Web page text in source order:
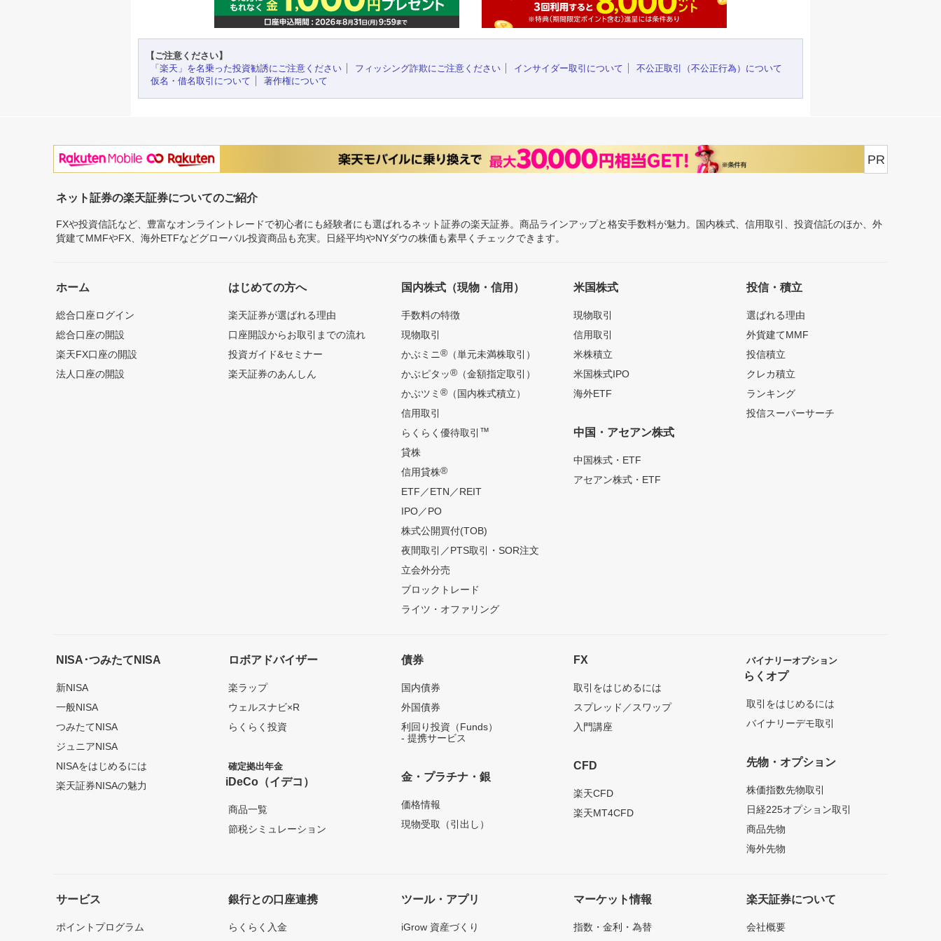
【ご注意ください】
「楽天」を名乗った投資勧誘にご注意ください
フィッシング詐欺にご注意ください インサイダー取引について
不公正取引（不公正行為）について
仮名・借名取引について
著作権について
PR
ネット証券の楽天証券についてのご紹介
FXや投資信託など、豊富なオンライントレードで初心者にも経験者にも選ばれるネット証券の楽天証券。商品ラインアップと格安手数料が魅力。国内株式、信用取引、投資信託のほか、外
貨建てMMFやFX、海外ETFなどグローバル投資商品も充実。日経平均やNYダウの株価も素早くチェックできます。
ホーム
総合口座ログイン
総合口座の開設
楽天FX口座の開設
法人口座の開設
はじめての方へ
楽天証券が選ばれる理由
口座開設からお取引までの流れ
投資ガイド&セミナー
楽天証券のあんしん
国内株式（現物・信用）
手数料の特徴
現物取引
かぶミニ®（単元未満株取引）
かぶピタッ®（金額指定取引）
かぶツミ ®（国内株式積立）
信用取引
らくらく優待取引 ™
貸株
信用貸株®
ETF／ETN／REIT
IPO／PO
株式公開買付(TOB)
夜間取引／PTS取引・SOR注文
立会外分売
ブロックトレード
ライツ・オファリング
米国株式
現物取引
信用取引
米株積立
米国株式IPO
海外ETF
中国・アセアン株式
中国株式・ETF
アセアン株式・ETF
投信・積立
選ばれる理由
外貨建てMMF
投信積立
クレカ積立
ランキング
投信スーパーサーチ
NISA･つみたてNISA
新NISA
一般NISA
つみたてNISA
ジュニアNISA
NISAをはじめるには
楽天証券NISAの魅力
ロボアドバイザー
楽ラップ
ウェルスナビ×R
らくらく投資
確定拠出年金
iDeCo（イデコ）
商品一覧
節税シミュレーション
債券
国内債券
外国債券
利回り投資（Funds）
- 提携サービス
金・プラチナ・銀
価格情報
現物受取（引出し）
FX
取引をはじめるには
スプレッド／スワップ
入門講座
CFD
楽天CFD
楽天MT4CFD
バイナリーオプション
らくオプ
取引をはじめるには
バイナリーデモ取引
先物・オプション
株価指数先物取引
日経225オプション取引
商品先物
海外先物
サービス
ポイントプログラム
銀行との口座連携
らくらく入金
ツール・アプリ
iGrow 資産づくり
マーケット情報
指数・金利・為替
楽天証券について
会社概要